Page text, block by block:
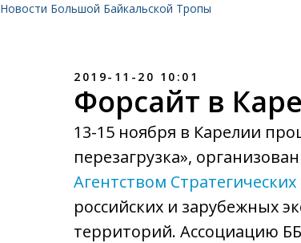
Новости Большой Байкальской Тропы
2019-11-20 10:01
Форсайт в
13-15 ноября в Карелии
перезагрузка»,
Агентством
российских и зарубежных
территорий. Ассоциацию